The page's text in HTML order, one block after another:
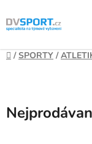
Přejít
na
Domů
/ SPORTY /